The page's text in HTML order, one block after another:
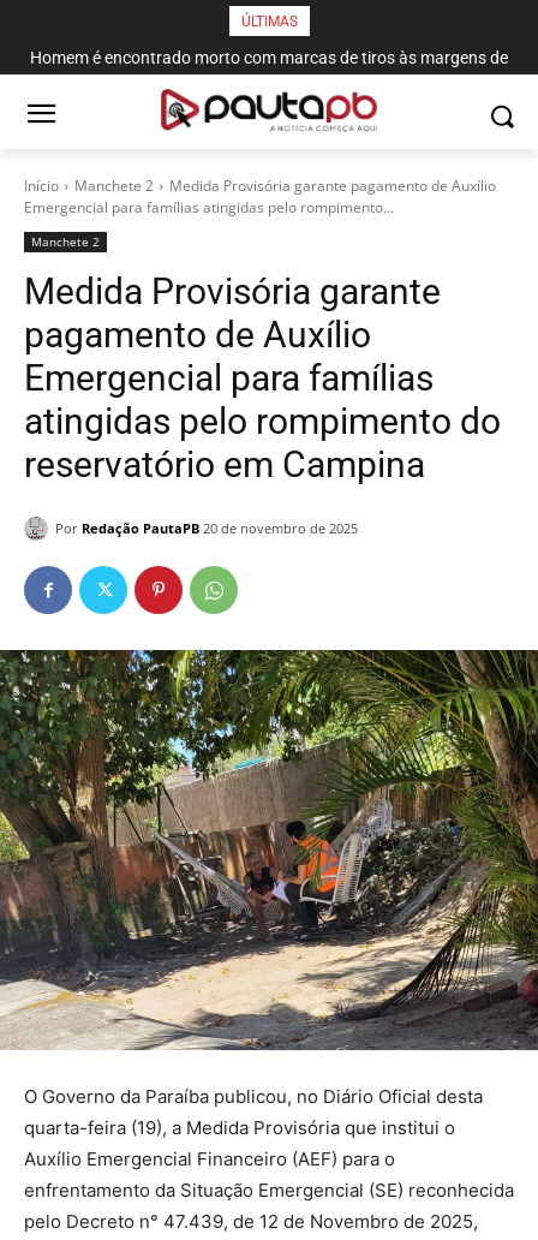
ÚLTIMAS
Homem é encontrado morto com marcas de tiros às margens de
rodovia em Campina Grande
Início Manchete 2
Medida Provisória garante pagamento de Auxílio
Emergencial para famílias atingidas pelo rompimento...
Manchete 2
Medida Provisória garante
pagamento de Auxílio
Emergencial para famílias
atingidas pelo rompimento do
reservatório em Campina
Por Redação PautaPB 20 de novembro de 2025
O Governo da Paraíba publicou, no Diário Oficial desta
quarta-feira (19), a Medida Provisória que institui o
Auxílio Emergencial Financeiro (AEF) para o
enfrentamento da Situação Emergencial (SE) reconhecida
pelo Decreto n° 47.439, de 12 de Novembro de 2025,